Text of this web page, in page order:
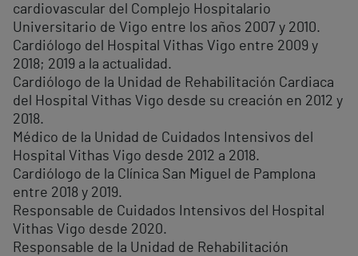
cardiovascular del Complejo Hospitalario
Universitario de Vigo entre los años 2007 y 2010.
Cardiólogo del Hospital Vithas Vigo entre 2009 y
2018; 2019 a la actualidad.
Cardiólogo de la Unidad de Rehabilitación Cardiaca
del Hospital Vithas Vigo desde su creación en 2012 y
2018.
Médico de la Unidad de Cuidados Intensivos del
Hospital Vithas Vigo desde 2012 a 2018.
Cardiólogo de la Clínica San Miguel de Pamplona
entre 2018 y 2019.
Responsable de Cuidados Intensivos del Hospital
Vithas Vigo desde 2020.
Responsable de la Unidad de Rehabilitación